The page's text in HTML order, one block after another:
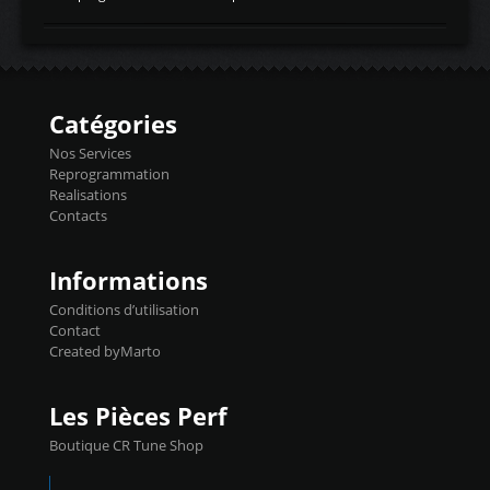
d'admissiontemp ex. pour atmo -30- 80°C
temperaturetemperature ldr moteurtemp
Injecteurs + Flashpro 1370€ TTC Le
précise et performante. Vous pourrez
basculer de la carto sans plomb à Ethanol à
l'aide du flashpro OPTION ECONOMIQUES
Reprog SP 98 sur le calculateur d'origine
450€ TTC Un gain d'environ 10cv et 15nm
Catégories
Nos Services
Reprogrammation
Realisations
Contacts
Informations
Conditions d’utilisation
Contact
Created byMarto
Les Pièces Perf
Boutique CR Tune Shop